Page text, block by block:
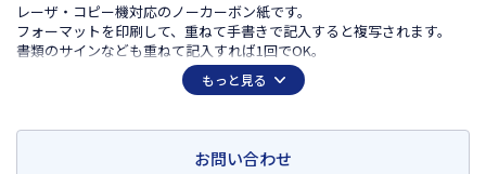
レーザ・コピー機対応のノーカーボン紙です。
フォーマットを印刷して、重ねて手書きで記入すると複写されます。
書類のサインなども重ねて記入すれば1回でOK。
申し込み確認書や、覚書など、記載内容の多い書面に便利です。
書面の内容によって、色を組み合わせて使うと、識別するのに便利で
複写は、青色発色です。
※「マルチプリンタ帳票」は、ヒサゴ株式会社の登録商標です。
もっと見る
お問い合わせ